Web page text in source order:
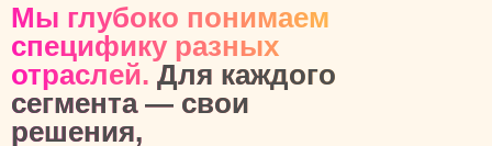
Мы глубоко понимаем
специфику разных
отраслей. Для каждого
сегмента — свои
решения,